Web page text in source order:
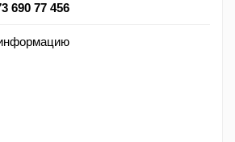
690 77 456